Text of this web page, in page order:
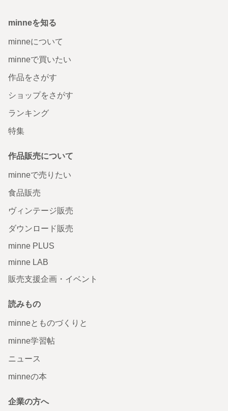
minneを知る
minneについて
minneで買いたい
作品をさがす
ショップをさがす
ランキング
特集
作品販売について
minneで売りたい
食品販売
ヴィンテージ販売
ダウンロード販売
minne PLUS
minne LAB
販売支援企画・イベント
読みもの
minneとものづくりと
minne学習帖
ニュース
minneの本
企業の方へ